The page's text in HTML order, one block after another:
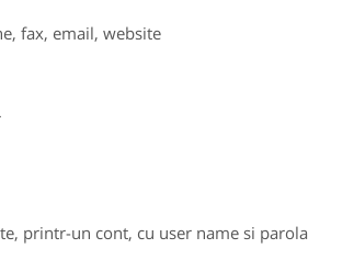
fax, email, website
printr-un cont, cu user name si parola